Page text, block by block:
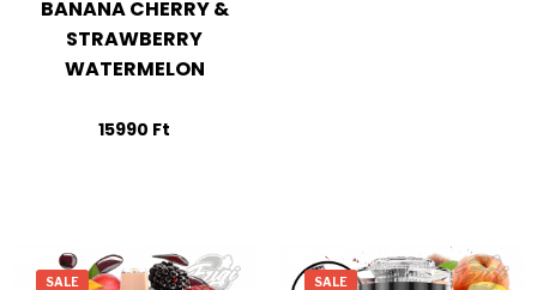
BANANA CHERRY &
STRAWBERRY
WATERMELON
15990 Ft
SALE SALE